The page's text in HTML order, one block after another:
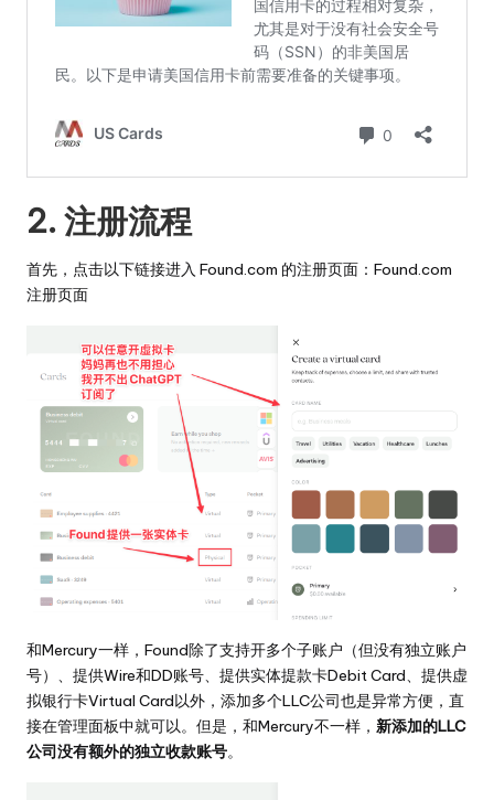
2. 注册流程
首先，点击以下链接进入 Found.com 的注册页面： Found.com
注册页面
和Mercury一样，Found除了支持开多个子账户（但没有独立账户
号）、提供Wire和DD账号、提供实体提款卡Debit Card、提供虚
拟银行卡Virtual Card以外，添加多个LLC公司也是异常方便，直
接在管理面板中就可以。但是，和Mercury不一样， 新添加的LLC
公司没有额外的独立收款账号。